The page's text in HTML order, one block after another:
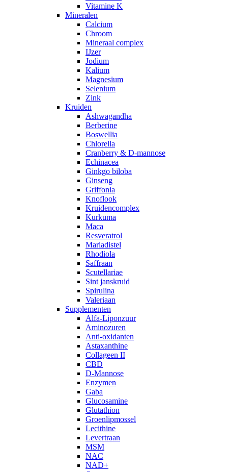
Vitamine K
Mineralen
Calcium
Chroom
Mineraal complex
IJzer
Jodium
Kalium
Magnesium
Selenium
Zink
Kruiden
Ashwagandha
Berberine
Boswellia
Chlorella
Cranberry & D-mannose
Echinacea
Ginkgo biloba
Ginseng
Griffonia
Knoflook
Kruidencomplex
Kurkuma
Maca
Resveratrol
Mariadistel
Rhodiola
Saffraan
Scutellariae
Sint janskruid
Spirulina
Valeriaan
Supplementen
Alfa-Liponzuur
Aminozuren
Anti-oxidanten
Astaxanthine
Collageen II
CBD
D-Mannose
Enzymen
Gaba
Glucosamine
Glutathion
Groenlipmossel
Lecithine
Levertraan
MSM
NAC
NAD+